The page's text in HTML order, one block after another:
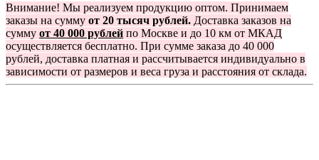
Внимание! Мы реализуем продукцию оптом. Принимаем
заказы на сумму от 20 тысяч рублей. Доставка заказов на
сумму от 40 000 рублей по Москве и до 10 км от МКАД
осуществляется бесплатно. При сумме заказа до 40 000
рублей, доставка платная и рассчитывается индивидуально в
зависимости от размеров и веса груза и расстояния от склада.